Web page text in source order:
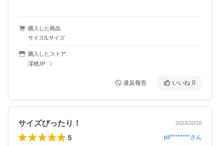
購入した商品
サイズ/Lサイズ
購入したストア
澪標JP
違反報告 いいね 0
サイズぴったり！ 2023/10/18
5 pil********さん